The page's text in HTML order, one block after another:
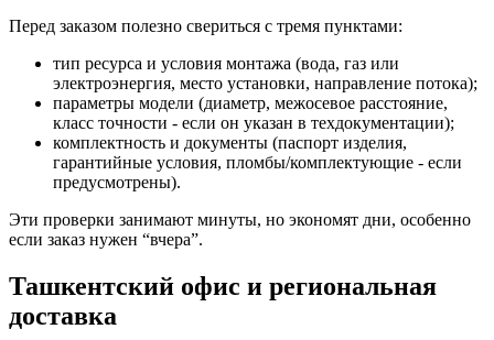
Перед заказом полезно свериться с тремя пунктами:
тип ресурса и условия монтажа (вода, газ или
электроэнергия, место установки, направление потока);
параметры модели (диаметр, межосевое расстояние,
класс точности - если он указан в техдокументации);
комплектность и документы (паспорт изделия,
гарантийные условия, пломбы/комплектующие - если
предусмотрены).
Эти проверки занимают минуты, но экономят дни, особенно
если заказ нужен “вчера”.
Ташкентский офис и региональная
доставка